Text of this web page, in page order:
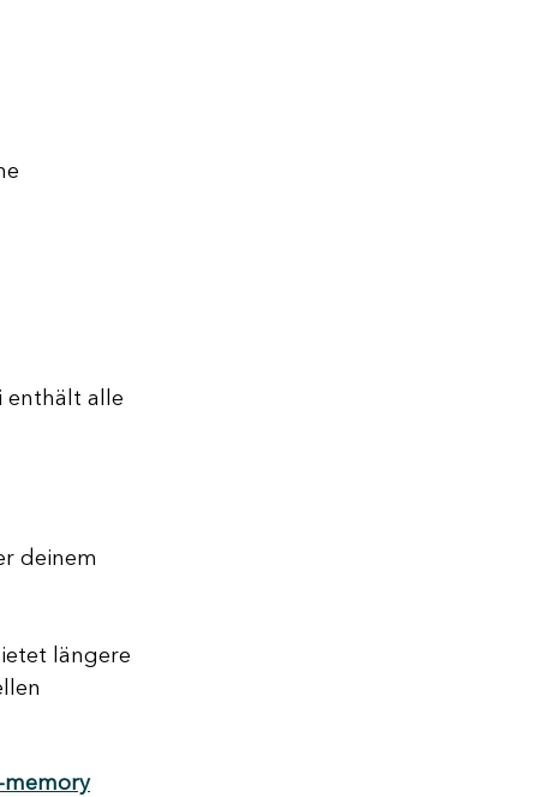
enthält alle
deinem
längere